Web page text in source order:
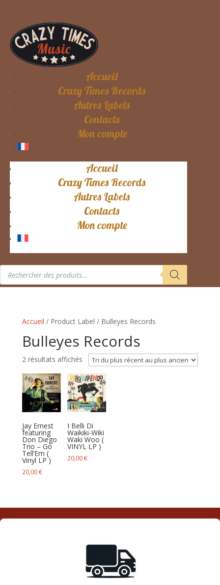
Accueil
Crazy Times Records
Autres Labels
Contacts
Mon compte
Accueil
Crazy Times Records
Autres Labels
Contacts
Mon compte
Recherche
produits
Accueil / Product Label / Bulleyes Records
Bulleyes Records
2 résultats affichésTrié
plus
récent
au
ancien
Jay Ernest
featuring
Don Diego
Trio – Go
Tell’Em (
Vinyl LP )
20,00€
I Belli Di
Waikiki-Wiki
Waki Woo (
VINYL LP )
20,00€